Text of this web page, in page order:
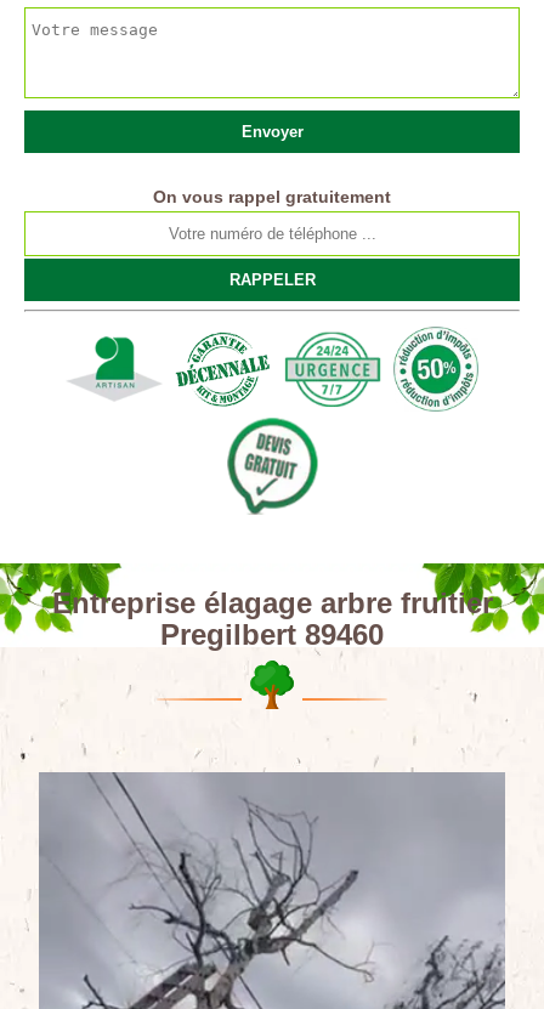
On vous rappel gratuitement
Entreprise élagage arbre fruitier
Pregilbert 89460